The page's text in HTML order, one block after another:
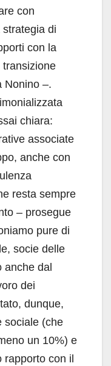
con
di
con la
transizione
Nonino –.
chiara:
associate
anche con
resta sempre
– prosegue
pure di
socie delle
anche dal
dei
dunque,
sociale (che
un 10%) e
con il